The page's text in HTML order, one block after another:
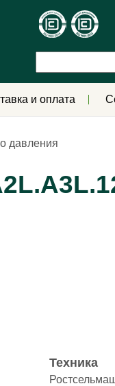
и оплата
давления
Техника